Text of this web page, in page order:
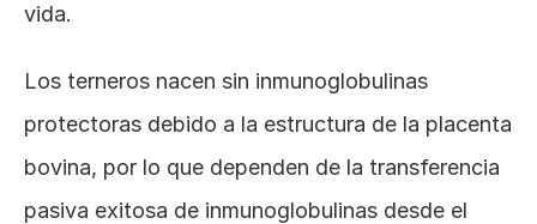
vida.
Los terneros nacen sin inmunoglobulinas
protectoras debido a la estructura de la placenta
bovina, por lo que dependen de la transferencia
pasiva exitosa de inmunoglobulinas desde el